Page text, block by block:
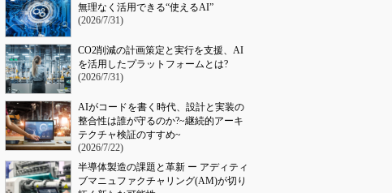
無理なく活用できる“使えるAI”
(2026/7/31)
CO2削減の計画策定と実行を支援、AI
を活用したプラットフォームとは?
(2026/7/31)
AIがコードを書く時代、設計と実装の
整合性は誰が守るのか?~継続的アーキ
テクチャ検証のすすめ~
(2026/7/22)
半導体製造の課題と革新 ー アディティ
ブマニュファクチャリング(AM)が切り